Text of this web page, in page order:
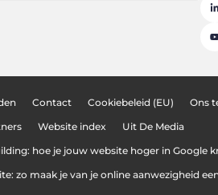
Contact Cookiebeleid (EU) Ons
Website index Uit De Media
hoe je jouw website hoger in Google
zo maak je van je online aanwezigheid